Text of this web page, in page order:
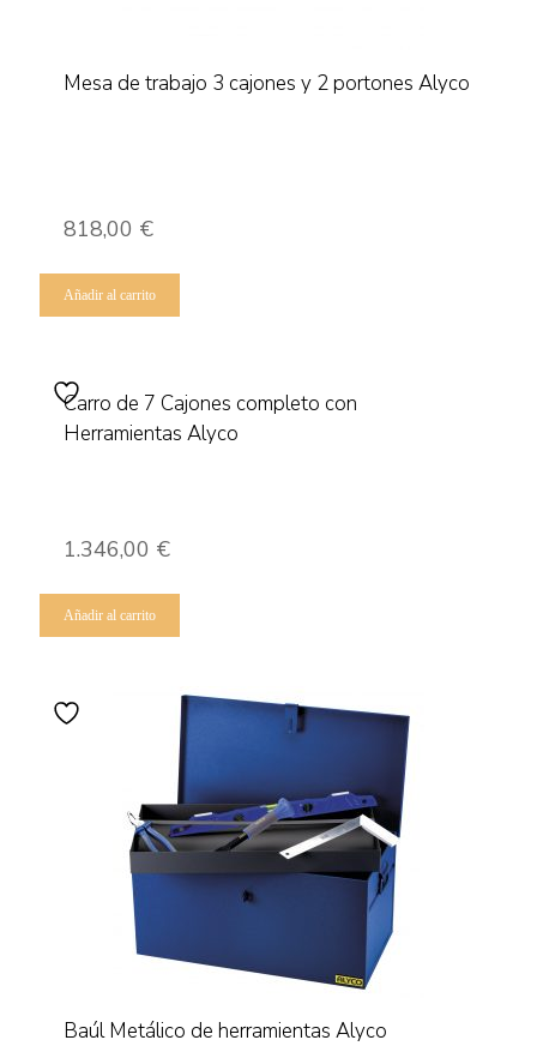
Mesa de trabajo 3 cajones y 2 portones Alyco
818,00 €
Añadir al carrito
Carro de 7 Cajones completo con
Herramientas Alyco
1.346,00 €
Añadir al carrito
Baúl Metálico de herramientas Alyco